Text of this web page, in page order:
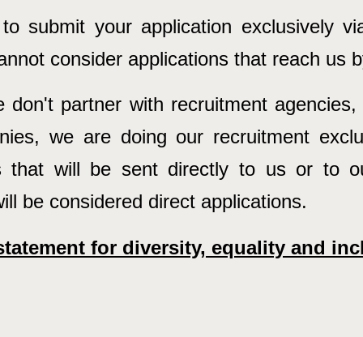
submit your application exclusively
consider applications that reach us
don't partner with recruitment
we are doing our recruitment
that will be sent directly to us or to
be considered direct applications.
for diversity, equality and